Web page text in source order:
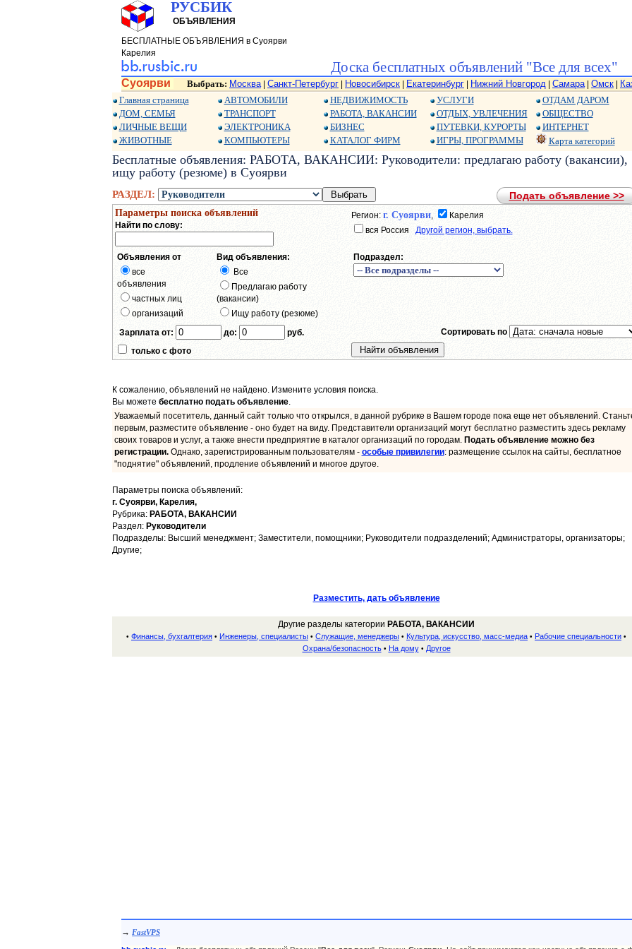
РУСБИК
ОБЪЯВЛЕНИЯ
БЕСПЛАТНЫЕ ОБЪЯВЛЕНИЯ в Суоярви
Карелия
Доска бесплатных объявлений "Все для всех"
Суоярви Выбрать: Москва| Санкт-Петербург Новосибирск Екатеринбург Нижний Новгород Самара| Омск
Главная страница
ДОМ, СЕМЬЯ
ЛИЧНЫЕ ВЕЩИ
ЖИВОТНЫЕ
АВТОМОБИЛИ
ТРАНСПОРТ
ЭЛЕКТРОНИКА
КОМПЬЮТЕРЫ
НЕДВИЖИМОСТЬ
РАБОТА, ВАКАНСИИ
БИЗНЕС
КАТАЛОГ ФИРМ
УСЛУГИ
ОТДЫХ, УВЛЕЧЕНИЯ
ПУТЕВКИ, КУРОРТЫ
ИГРЫ, ПРОГРАММЫ
ОТДАМ ДАРОМ
ОБЩЕСТВО
ИНТЕРНЕТ
Карта категорий
Бесплатные объявления: РАБОТА, ВАКАНСИИ: Руководители: предлагаю работу (вакансии),
ищу работу (резюме) в Суоярви
РАЗДЕЛ: Подать объявление >>
Параметры поиска объявлений
Найти по слову:
Регион: г. Суоярви,
Карелия
вся Россия Другой регион, выбрать.
Объявления от
все
объявления
частных лиц
организаций
Вид объявления:
Все
Предлагаю работу
(вакансии)
Ищу работу (резюме)
Подраздел:
Зарплата от: до: руб.
Сортировать по
только с фото
К сожалению, объявлений не найдено. Измените условия поиска.
Вы можете бесплатно подать объявление.
Уважаемый посетитель, данный сайт только что открылся, в данной рубрике в Вашем городе пока еще нет объявлений.
первым, разместите объявление - оно будет на виду. Представители организаций могут бесплатно разместить здесь рекламу
своих товаров и услуг, а также внести предприятие в каталог организаций по городам. Подать объявление можно без
регистрации.Однако, зарегистрированным пользователям - особые привилегии: размещение ссылок на сайты, бесплатное
"поднятие" объявлений, продление объявлений и многое другое.
Параметры поиска объявлений:
г. Суоярви, Карелия,
Рубрика: РАБОТА, ВАКАНСИИ
Раздел: Руководители
Подразделы: Высший менеджмент; Заместители, помощники; Руководители подразделений; Администраторы, организаторы;
Другие;
Разместить, дать объявление
Другие разделы категории РАБОТА, ВАКАНСИИ
• Финансы, бухгалтерия • Инженеры, специалисты • Служащие, менеджеры • Культура, искусство, масс-медиа • Рабочие специальности •
Охрана/безопасность• На дому• Другое
→ FastVPS